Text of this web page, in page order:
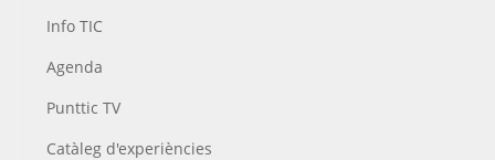
Info TIC
Agenda
Punttic TV
Catàleg d'experiències